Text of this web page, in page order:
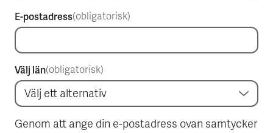
E-postadress(obligatorisk)
Välj län(obligatorisk)
Genom att ange din e-postadress ovan samtycker